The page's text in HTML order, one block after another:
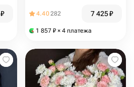
₽ 4.40282 7 425₽
1 857 ₽ × 4 платежа